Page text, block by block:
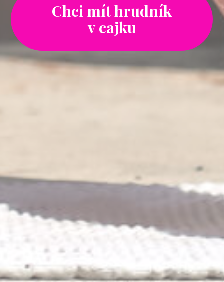
Chci mít hrudník
v cajku